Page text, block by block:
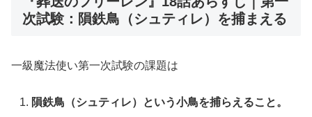
次試験：隕鉄鳥（シュティレ）を捕まえる
一級魔法使い第一次試験の課題は
隕鉄鳥（シュティレ）という小鳥を捕らえること。